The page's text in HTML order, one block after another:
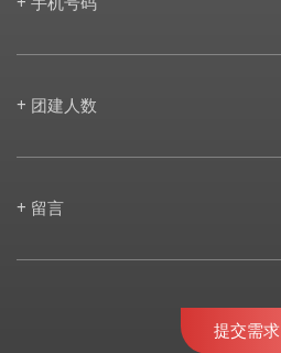
+ 团建人数
+ 留言
提交需求